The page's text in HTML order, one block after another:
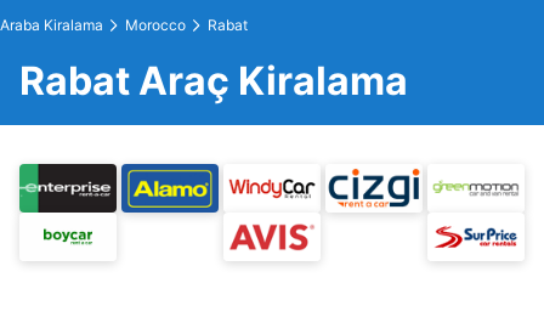
Araba Kiralama Morocco Rabat
Rabat Araç Kiralama